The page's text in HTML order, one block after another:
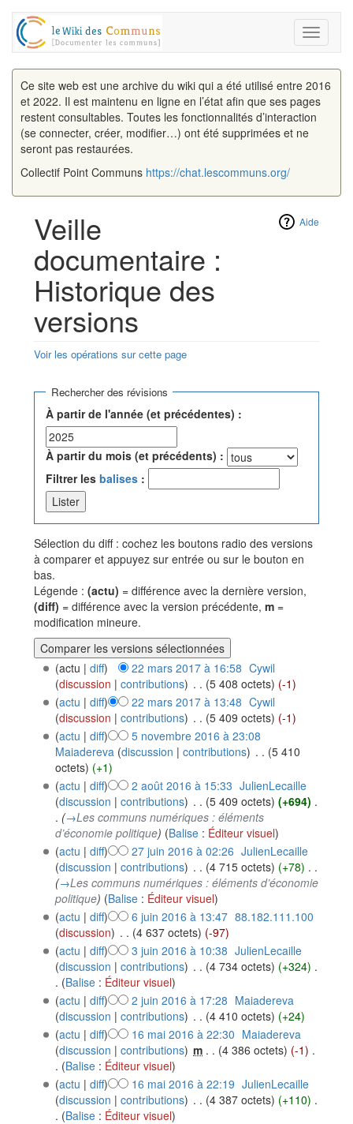
Toggle
Ce site web est une archive du wiki qui a été utilisé entre 2016
et 2022. Il est maintenu en ligne en l’état afin que ses pages
restent consultables. Toutes les fonctionnalités d’interaction
(se connecter, créer, modifier…) ont été supprimées et ne
seront pas restaurées.
Collectif Point Communs https://chat.lescommuns.org/
Aide
Veille
documentaire :
Historique des
versions
Voir les opérations sur cette page
Rechercher des révisions
À partir de l'année (et précédentes) :
À partir du mois (et précédents) :
Filtrer les balises :
Sélection du diff : cochez les boutons radio des versions
à comparer et appuyez sur entrée ou sur le bouton en
bas.
Légende : (actu) = différence avec la dernière version,
(diff) = différence avec la version précédente, m =
modification mineure.
(actu | diff) 22 mars 2017 à 16:58 Cywil
(discussion | contributions) . . (5 408 octets) (-1)
(actu | diff) 22 mars 2017 à 13:48 Cywil
(discussion | contributions) . . (5 409 octets) (-1)
(actu | diff)
5 novembre 2016 à 23:08
Maiadereva (discussion | contributions) . . (5 410
octets) (+1)
(actu | diff) 2 août 2016 à 15:33 JulienLecaille
(discussion | contributions) . . (5 409 octets) (+694) .
. (→Les communs numériques : éléments
d’économie politique) (Balise: Éditeur visuel)
(actu | diff) 27 juin 2016 à 02:26 JulienLecaille
(discussion | contributions) . . (4 715 octets) (+78) . .
(→Les communs numériques : éléments d’économie
politique) (Balise: Éditeur visuel)
(actu | diff) 6 juin 2016 à 13:47‎ 88.182.111.100
(discussion) . . (4 637 octets) (-97)
(actu | diff) 3 juin 2016 à 10:38 JulienLecaille
(discussion | contributions) . . (4 734 octets) (+324) .
. (Balise: Éditeur visuel)
(actu | diff) 2 juin 2016 à 17:28 Maiadereva
(discussion | contributions) . . (4 410 octets) (+24)
(actu | diff) 16 mai 2016 à 22:30 Maiadereva
(discussion | contributions) ‎m . . (4 386 octets) (-1) .
. (Balise: Éditeur visuel)
(actu | diff) 16 mai 2016 à 22:19 JulienLecaille
(discussion | contributions) . . (4 387 octets) (+110) .
. (Balise: Éditeur visuel)